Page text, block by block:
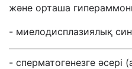
және орташа
- миелодисплазиялық
- сперматогенезге әсері